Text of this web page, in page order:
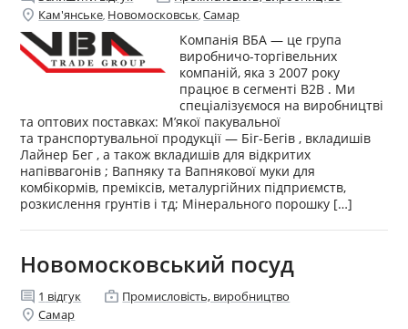
location_on Кам'янське, Новомосковськ,Самар
Компанія ВБА — це група
виробничо-торгівельних
компаній, яка з 2007 року
працює в сегменті B2B . Ми
спеціалізуємося на виробництві
та оптових поставках: М’якої пакувальної
та транспортувальної продукції — Біг-Бегів , вкладишів
Лайнер Бег , а також вкладишів для відкритих
напіввагонів ; Вапняку та Вапнякової муки для
комбікормів, преміксів, металургійних підприємств,
розкислення грунтів і тд; Мінерального порошку […]
Новомосковський посуд
comment 1 відгук enterprise Промисловість, виробництво
location_on Самар